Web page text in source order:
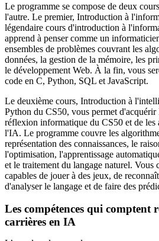
Le programme se compose de deux
l'autre. Le premier, Introduction à
légendaire cours d'introduction à
apprend à penser comme un
ensembles de problèmes couvrant les
données, la gestion de la mémoire, les
le développement Web. À la fin, vous
code en C, Python, SQL et JavaScript.
Le deuxième cours, Introduction à
Python du CS50, vous permet d'acquérir
réflexion informatique du CS50 et de les
l'IA. Le programme couvre les
représentation des connaissances, le
l'optimisation, l'apprentissage
et le traitement du langage naturel. Vous
capables de jouer à des jeux, de
d'analyser le langage et de faire des
Les compétences qui comptent
carrières en IA